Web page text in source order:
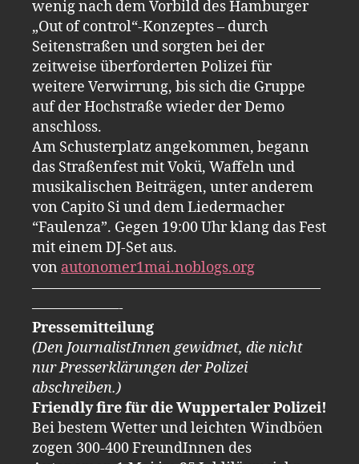
wenig nach dem Vorbild des Hamburger
„Out of control“-Konzeptes – durch
Seitenstraßen und sorgten bei der
zeitweise überforderten Polizei für
weitere Verwirrung, bis sich die Gruppe
auf der Hochstraße wieder der Demo
anschloss.
Am Schusterplatz angekommen, begann
das Straßenfest mit Vokü, Waffeln und
musikalischen Beiträgen, unter anderem
von Capito Si und dem Liedermacher
“Faulenza”. Gegen 19:00 Uhr klang das Fest
mit einem DJ-Set aus.
von autonomer1mai.noblogs.org
————————————————————
——————-
Pressemitteilung
(Den JournalistInnen gewidmet, die nicht
nur Presserklärungen der Polizei
abschreiben.)
Friendly fire für die Wuppertaler Polizei!
Bei bestem Wetter und leichten Windböen
zogen 300-400 FreundInnen des